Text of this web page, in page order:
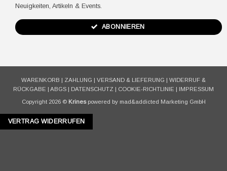
Neuigkeiten, Artikeln & Events.
ABONNIEREN
WARENKORB | ZAHLUNG | VERSAND & LIEFERUNG | WIDERRUF &
RÜCKGABE | ABGS | DATENSCHUTZ | COOKIE-RICHTLINIE | IMPRESSUM
Copyright 2026 © Krinespowered by mad&addicted Marketing GmbH
VERTRAG WIDERRUFEN